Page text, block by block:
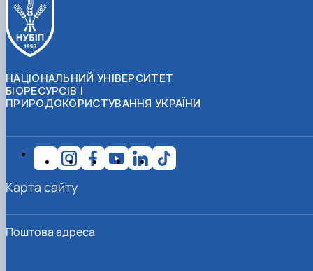
НАЦІОНАЛЬНИЙ УНІВЕРСИТЕТ
БІОРЕСУРСІВ І
ПРИРОДОКОРИСТУВАННЯ УКРАЇНИ
Поштова адреса
Карта сайту